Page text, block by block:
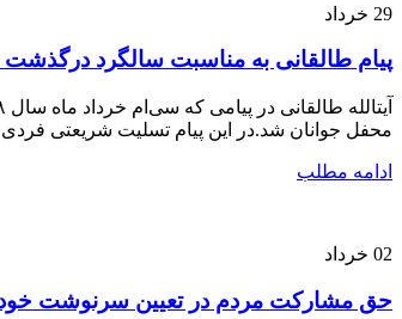
29 خرداد
پیام طالقانی به مناسبت سالگرد
محفل جوانان شد.در این پیام تسلیت شریعتی
ادامه مطلب
02 خرداد
حق مشارکت مردم در تعیین سرنوشت